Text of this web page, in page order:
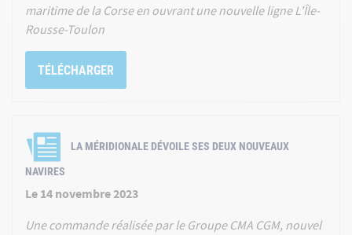
maritime de la Corse en ouvrant une nouvelle ligne L'Île-
Rousse-Toulon
TÉLÉCHARGER
LA MÉRIDIONALE DÉVOILE SES DEUX NOUVEAUX
NAVIRES
Le 14 novembre 2023
Une commande réalisée par le Groupe CMA CGM, nouvel